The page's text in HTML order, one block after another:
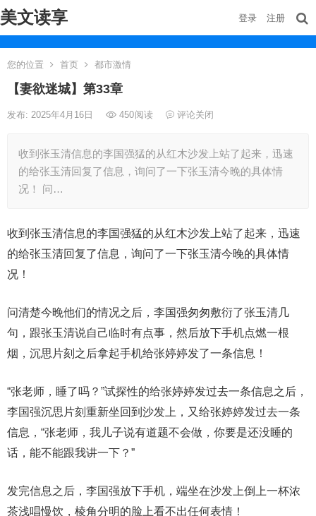
美文读享 登录 注册
您的位置 首页 都市激情
【妻欲迷城】第33章
发布: 2025年4月16日 450阅读 评论关闭
收到张玉清信息的李国强猛的从红木沙发上站了起来，迅速
的给张玉清回复了信息，询问了一下张玉清今晚的具体情
况！ 问…
收到张玉清信息的李国强猛的从红木沙发上站了起来，迅速
的给张玉清回复了信息，询问了一下张玉清今晚的具体情
况！
问清楚今晚他们的情况之后，李国强匆匆敷衍了张玉清几
句，跟张玉清说自己临时有点事，然后放下手机点燃一根
烟，沉思片刻之后拿起手机给张婷婷发了一条信息！
“张老师，睡了吗？”试探性的给张婷婷发过去一条信息之后，
李国强沉思片刻重新坐回到沙发上，又给张婷婷发过去一条
信息，“张老师，我儿子说有道题不会做，你要是还没睡的
话，能不能跟我讲一下？”
发完信息之后，李国强放下手机，端坐在沙发上倒上一杯浓
茶浅唱慢饮，棱角分明的脸上看不出任何表情！